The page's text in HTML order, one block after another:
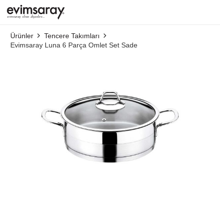
Ürünler
Tencere Takımları
Evimsaray Luna 6 Parça Omlet Set Sade